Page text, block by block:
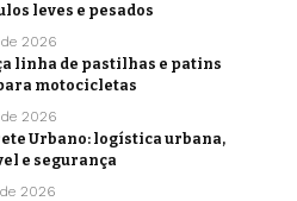
leves e pesados
2026
linha de pastilhas e patins
motocicletas
2026
Urbano: logística urbana,
e segurança
2026